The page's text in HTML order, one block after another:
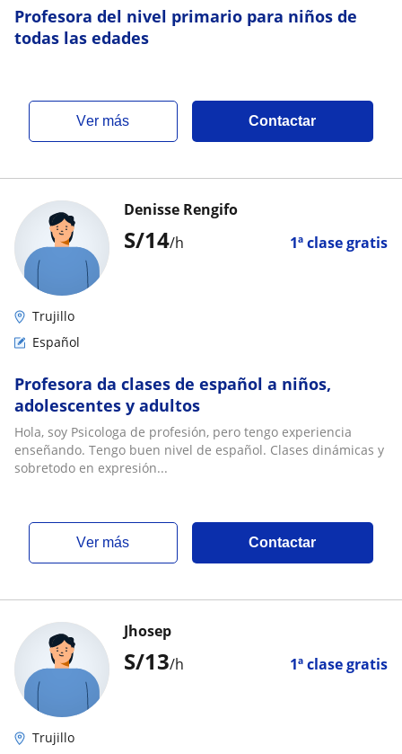
Profesora del nivel primario para niños de
todas las edades
ver más Contactar
S/14/h 1ª clase gratis
Denisse Rengifo
Trujillo
Español
Profesora da clases de español a niños,
adolescentes y adultos
Hola, soy Psicologa de profesión, pero tengo experiencia
enseñando. Tengo buen nivel de español. Clases dinámicas y
sobretodo en expresión...
ver más Contactar
S/13/h 1ª clase gratis
Jhosep
Trujillo